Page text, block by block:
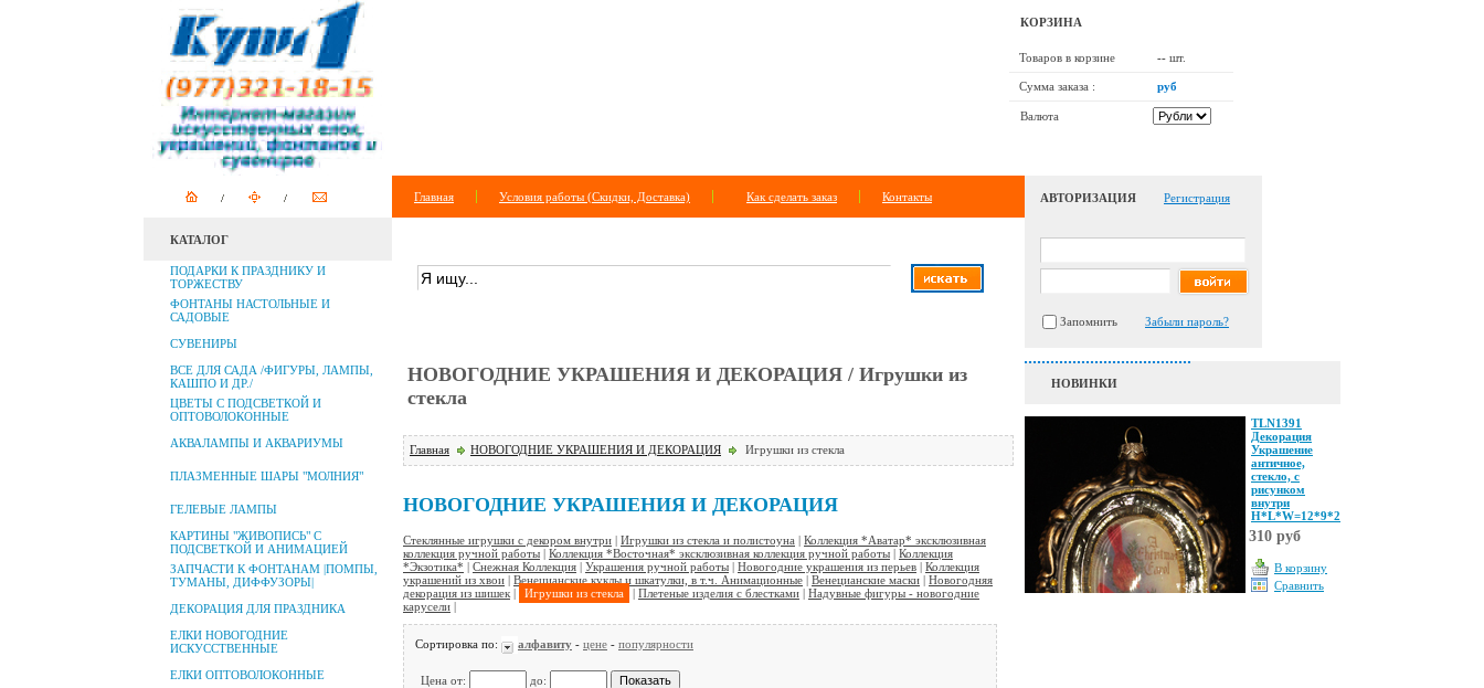
КОРЗИНА
Товаров в корзине -- шт.
Сумма заказа : руб
Валюта
Главная Условия работы (Скидки, Доставка) Как сделать заказ Контакты
КАТАЛОГ
ПОДАРКИ К ПРАЗДНИКУ И
ТОРЖЕСТВУ
ФОНТАНЫ НАСТОЛЬНЫЕ И
САДОВЫЕ
СУВЕНИРЫ
ВСЕ ДЛЯ САДА /ФИГУРЫ, ЛАМПЫ,
КАШПО И ДР./
ЦВЕТЫ С ПОДСВЕТКОЙ И
ОПТОВОЛОКОННЫЕ
АКВАЛАМПЫ И АКВАРИУМЫ
ПЛАЗМЕННЫЕ ШАРЫ "МОЛНИЯ"
ГЕЛЕВЫЕ ЛАМПЫ
КАРТИНЫ "ЖИВОПИСЬ" С
ПОДСВЕТКОЙ И АНИМАЦИЕЙ
ЗАПЧАСТИ К ФОНТАНАМ |ПОМПЫ,
ТУМАНЫ, ДИФФУЗОРЫ|
ДЕКОРАЦИЯ ДЛЯ ПРАЗДНИКА
ЕЛКИ НОВОГОДНИЕ
ИСКУССТВЕННЫЕ
ЕЛКИ ОПТОВОЛОКОННЫЕ
НОВОГОДНИЕ УКРАШЕНИЯ И ДЕКОРАЦИЯ / Игрушки из
стекла
Главная НОВОГОДНИЕ УКРАШЕНИЯ И ДЕКОРАЦИЯ Игрушки из стекла
НОВОГОДНИЕ УКРАШЕНИЯ И ДЕКОРАЦИЯ
Стеклянные игрушки с декором внутри | Игрушки из стекла и полистоуна | Коллекция *Аватар* эксклюзивная
коллекция ручной работы | Коллекция *Восточная* эксклюзивная коллекция ручной работы | Коллекция
*Экзотика* | Снежная Коллекция | Украшения ручной работы | Новогодние украшения из перьев | Коллекция
украшений из хвои | Венецианские куклы и шкатулки, в т.ч. Анимационные | Венецианские маски | Новогодняя
декорация из шишек | Игрушки из стекла | Плетеные изделия с блестками | Надувные фигуры - новогодние
карусели |
Сортировка по: алфавиту - цене - популярности
Цена от:
до:
АВТОРИЗАЦИЯ Регистрация
Запомнить Забыли пароль?
НОВИНКИ
TLN1391
Декорация
Украшение
античное,
стекло, с
рисунком
внутри
Н*L*W=12*9*2
310 руб
В корзину
Сравнить